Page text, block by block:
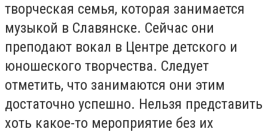
творческая семья, которая занимается
музыкой в Славянске. Сейчас они
преподают вокал в Центре детского и
юношеского творчества. Следует
отметить, что занимаются они этим
достаточно успешно. Нельзя представить
хоть какое-то мероприятие без их